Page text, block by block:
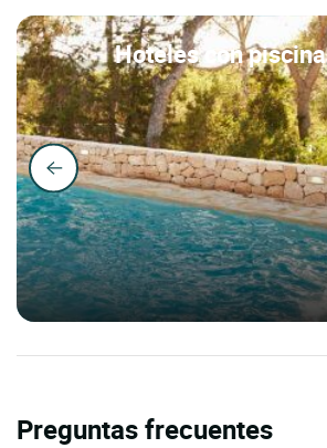
Hoteles con piscina
Preguntas frecuentes